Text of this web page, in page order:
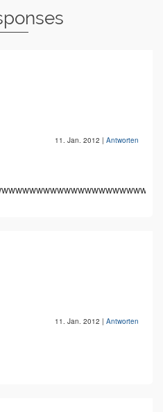
11. Jan. 2012 | Antworten
11. Jan. 2012 | Antworten